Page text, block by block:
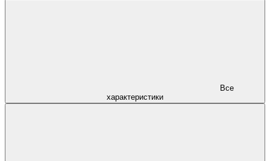
характеристики